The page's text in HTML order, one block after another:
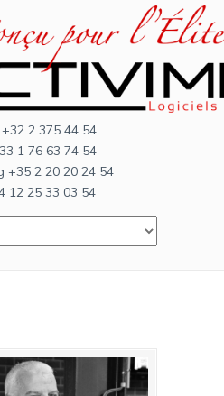
2 375 44 54
1 76 63 74 54
+35 2 20 20 24 54
12 25 33 03 54